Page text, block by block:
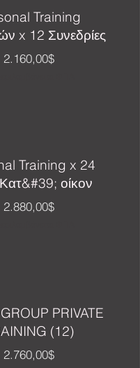
Training
x 12 Συνεδρίες
2.160,00$Τιμή
Training x 24
οίκον
2.880,00$Τιμή
PRIVATE
(12)
2.760,00$Τιμή